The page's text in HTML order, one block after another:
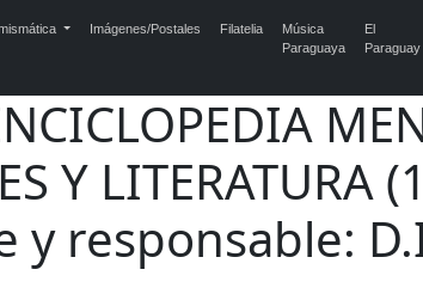
Imágenes/Postales Filatelia
Música
Paraguaya
El
Paraguay
Y
y responsable: